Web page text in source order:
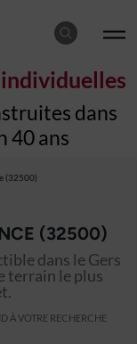
dans
40 ans
(32500)
(32500)
dans le Gers
terrain le plus
À VOTRE RECHERCHE